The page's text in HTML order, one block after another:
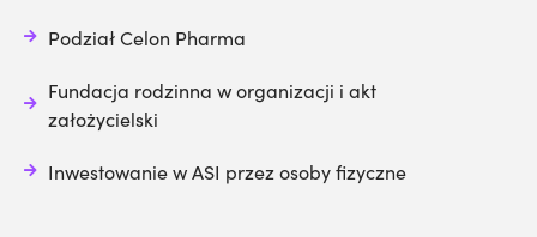
Podział Celon Pharma
Fundacja rodzinna w organizacji i akt
założycielski
Inwestowanie w ASI przez osoby fizyczne